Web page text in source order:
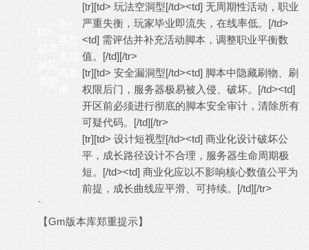
[tr][td> 玩法空洞型[/td><td] 无周期性活动，职业
严重失衡，玩家毕业即流失，在线率低。[/td>
<td] 需评估并补充活动脚本，调整职业平衡数
值。[/td][/tr>
[tr][td> 安全漏洞型[/td><td] 脚本中隐藏刷物、刷
权限后门，服务器极易被入侵、破坏。[/td><td]
开区前必须进行彻底的脚本安全审计，清除所有
可疑代码。[/td][/tr>
[tr][td> 设计短视型[/td><td] 商业化设计破坏公
平，成长路径设计不合理，服务器生命周期极
短。[/td><td] 商业化应以不影响核心数值公平为
前提，成长曲线应平滑、可持续。[/td][/tr>
`
【Gm版本库郑重提示】